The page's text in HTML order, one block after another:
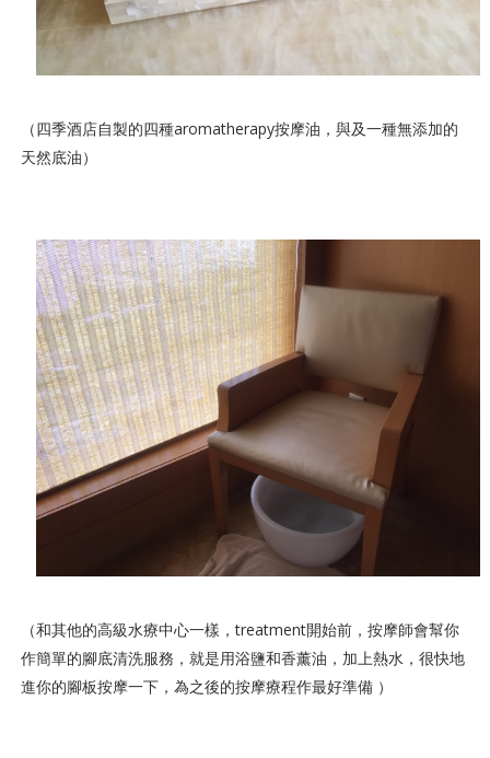
（四季酒店自製的四種aromatherapy按摩油，與及一種無添加的
天然底油）
（和其他的高級水療中心一樣，treatment開始前，按摩師會幫你
作簡單的腳底清洗服務，就是用浴鹽和香薰油，加上熱水，很快地
進你的腳板按摩一下，為之後的按摩療程作最好準備 ）